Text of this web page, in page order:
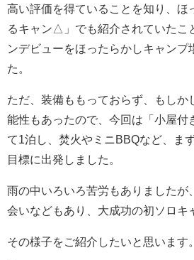
高い評価を得ていることを知り、ほ
るキャン△」でも紹介されていたこ
ンデビューをほったらかしキャンプ
た。
ただ、装備ももっておらず、もしか
能性もあったので、今回は「小屋付
て1泊し、焚火やミニBBQなど、ま
目標に出発しました。
雨の中いろいろ苦労もありましたが
会いなどもあり、大成功の初ソロキ
その様子をご紹介したいと思います。